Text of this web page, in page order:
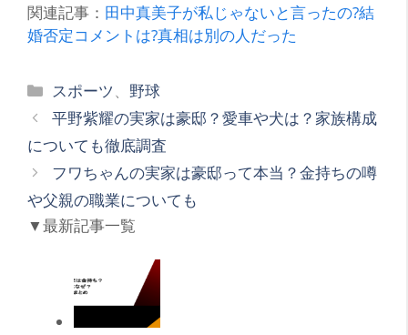
関連記事： 田中真美子が私じゃないと言ったの?結
婚否定コメントは?真相は別の人だった
カ
テ
リ
ー
スポーツ、 野球
平野紫耀の実家は豪邸？愛車や犬は？家族構成
についても徹底調査
フワちゃんの実家は豪邸って本当？金持ちの噂
や父親の職業についても
▼最新記事一覧